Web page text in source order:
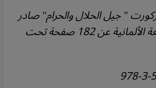
" جيل الحلال والحرام" صادر
عام 2020 باللغة الألمانية عن 182 صفحة تحت
978-3-